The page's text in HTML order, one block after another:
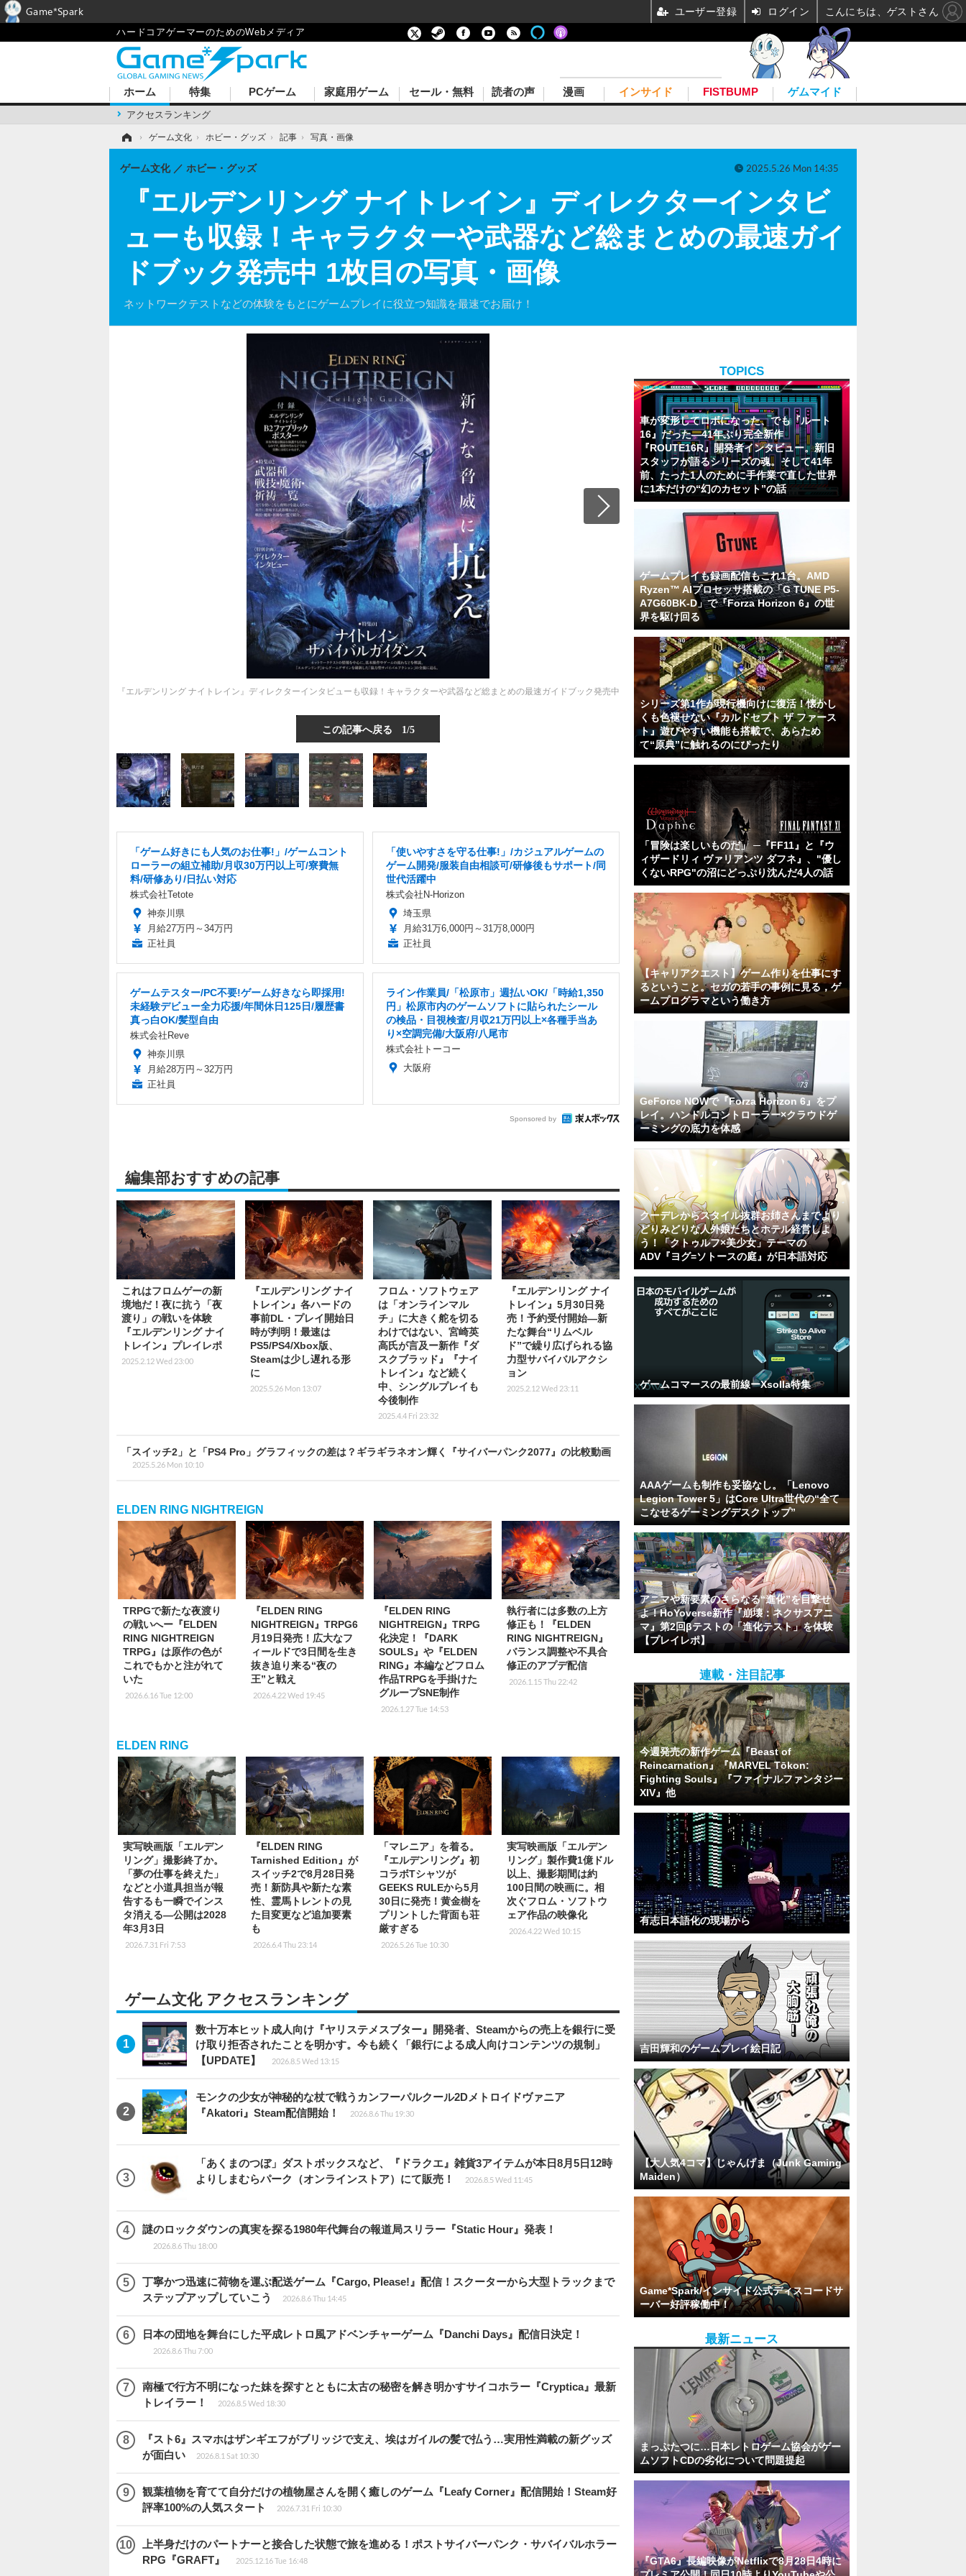
ハードコアゲーマーのためのWebメディア
ホーム
アクセスランキング
特集 PCゲーム 家庭用ゲーム セール・無料 読者の声 漫画 インサイド FISTBUMP ゲムマイド
› ゲーム文化 › ホビー・グッズ › 記事 › 写真・画像
『エルデンリング ナイトレイン』ディレクターインタビ
ューも収録！キャラクターや武器など総まとめの最速ガイ
ドブック発売中 1枚目の写真・画像
ネットワークテストなどの体験をもとにゲームプレイに役立つ知識を最速でお届け！
ゲーム文化 ホビー・グッズ 2025.5.26 Mon 14:35
『エルデンリング ナイトレイン』ディレクターインタビューも収録！キャラクターや武器など総まとめの最速ガイドブック発売中
この記事へ戻る 1/5
「ゲーム好きにも人気のお仕事!」/ゲームコント
ローラーの組立補助/月収30万円以上可/寮費無
料/研修あり/日払い対応
株式会社Tetote
神奈川県
月給27万円～34万円
正社員
「使いやすさを守る仕事!」/カジュアルゲームの
ゲーム開発/服装自由相談可/研修後もサポート/同
世代活躍中
株式会社N-Horizon
埼玉県
月給31万6,000円～31万8,000円
正社員
ゲームテスター/PC不要!ゲーム好きなら即採用!
未経験デビュー全力応援/年間休日125日/履歴書
真っ白OK/髪型自由
株式会社Reve
神奈川県
月給28万円～32万円
正社員
ライン作業員/「松原市」週払いOK/「時給1,350
円」松原市内のゲームソフトに貼られたシール
の検品・目視検査/月収21万円以上×各種手当あ
り×空調完備/大阪府/八尾市
株式会社トーコー
大阪府
Sponsored by
編集部おすすめの記事
これはフロムゲーの新
境地だ！夜に抗う「夜
渡り」の戦いを体験
『エルデンリング ナイ
トレイン』プレイレポ
2025.2.12 Wed 23:00
『エルデンリング ナイ
トレイン』各ハードの
事前DL・プレイ開始日
時が判明！最速は
PS5/PS4/Xbox版、
Steamは少し遅れる形
に
2025.5.26 Mon 13:07
フロム・ソフトウェア
は「オンラインマル
チ」に大きく舵を切る
わけではない、宮崎英
高氏が言及ー新作『ダ
スクブラッド』『ナイ
トレイン』など続く
中、シングルプレイも
今後制作
2025.4.4 Fri 23:32
『エルデンリング ナイ
トレイン』5月30日発
売！予約受付開始―新
たな舞台“リムベル
ド”で繰り広げられる協
力型サバイバルアクシ
ョン
2025.2.12 Wed 23:11
「スイッチ2」と「PS4 Pro」グラフィックの差は？ギラギラネオン輝く『サイバーパンク2077』の比較動画
2025.5.26 Mon 10:10
ELDEN RING NIGHTREIGN
TRPGで新たな夜渡り
の戦いへー『ELDEN
RING NIGHTREIGN
TRPG』は原作の色が
これでもかと注がれて
いた
2026.6.16 Tue 12:00
『ELDEN RING
NIGHTREIGN』TRPG6
月19日発売！広大なフ
ィールドで3日間を生き
抜き迫り来る“夜の
王”と戦え
2026.4.22 Wed 19:45
『ELDEN RING
NIGHTREIGN』TRPG
化決定！『DARK
SOULS』や『ELDEN
RING』本編などフロム
作品TRPGを手掛けた
グループSNE制作
2026.1.27 Tue 14:53
執行者には多数の上方
修正も！『ELDEN
RING NIGHTREIGN』
バランス調整や不具合
修正のアプデ配信
2026.1.15 Thu 22:42
ELDEN RING
実写映画版「エルデン
リング」撮影終了か。
「夢の仕事を終えた」
などと小道具担当が報
告するも一瞬でインス
タ消える―公開は2028
年3月3日
2026.7.31 Fri 7:53
『ELDEN RING
Tarnished Edition』が
スイッチ2で8月28日発
売！新防具や新たな素
性、霊馬トレントの見
た目変更など追加要素
も
2026.6.4 Thu 23:14
「マレニア」を着る。
『エルデンリング』初
コラボTシャツが
GEEKS RULEから5月
30日に発売！黄金樹を
プリントした背面も荘
厳すぎる
2026.5.26 Tue 10:30
実写映画版「エルデン
リング」製作費1億ドル
以上、撮影期間は約
100日間の映画に。相
次ぐフロム・ソフトウ
ェア作品の映像化
2026.4.22 Wed 10:15
ゲーム文化 アクセスランキング
数十万本ヒット成人向け『ヤリステメスブター』開発者、Steamからの売上を銀行に受
け取り拒否されたことを明かす。今も続く「銀行による成人向けコンテンツの規制」
【UPDATE】
2026.8.5 Wed 13:15
モンクの少女が神秘的な杖で戦うカンフーパルクール2Dメトロイドヴァニア
『Akatori』Steam配信開始！
2026.8.6 Thu 19:30
「あくまのつぼ」ダストボックスなど、『ドラクエ』雑貨3アイテムが本日8月5日12時
よりしまむらパーク（オンラインストア）にて販売！
2026.8.5 Wed 11:45
謎のロックダウンの真実を探る1980年代舞台の報道局スリラー『Static Hour』発表！
2026.8.6 Thu 18:00
丁寧かつ迅速に荷物を運ぶ配送ゲーム『Cargo, Please!』配信！スクーターから大型トラックまで
ステップアップしていこう
2026.8.6 Thu 14:45
日本の団地を舞台にした平成レトロ風アドベンチャーゲーム『Danchi Days』配信日決定！
2026.8.6 Thu 7:00
南極で行方不明になった妹を探すとともに太古の秘密を解き明かすサイコホラー『Cryptica』最新
トレイラー！
2026.8.5 Wed 18:30
『スト6』スマホはザンギエフがブリッジで支え、埃はガイルの髪で払う…実用性満載の新グッズ
が面白い
2026.8.1 Sat 10:30
観葉植物を育てて自分だけの植物屋さんを開く癒しのゲーム『Leafy Corner』配信開始！Steam好
評率100%の人気スタート
2026.7.31 Fri 10:30
上半身だけのパートナーと接合した状態で旅を進める！ポストサイバーパンク・サバイバルホラー
RPG『GRAFT』
2025.12.16 Tue 16:48
TOPICS
車が変形してロボになった、でも『ルート
16』だった―41年ぶり完全新作
『ROUTE16R』開発者インタビュー。新旧
スタッフが語るシリーズの魂。そして41年
前、たった1人のために手作業で直した世界
に1本だけの“幻のカセット”の話
ゲームプレイも録画配信もこれ1台。AMD
Ryzen™ AIプロセッサ搭載の「G TUNE P5-
A7G60BK-D」で『Forza Horizon 6』の世
界を駆け回る
シリーズ第1作が現行機向けに復活！懐かし
くも色褪せない『カルドセプト ザ ファース
ト』遊びやすい機能も搭載で、あらため
て“原典”に触れるのにぴったり
「冒険は楽しいものだ」 ─『FF11』と『ウ
ィザードリィ ヴァリアンツ ダフネ』、"優し
くないRPG"の沼にどっぷり沈んだ4人の話
【キャリアクエスト】ゲーム作りを仕事にす
るということ。セガの若手の事例に見る，ゲ
ームプログラマという働き方
GeForce NOWで『Forza Horizon 6』をプ
レイ。ハンドルコントローラー×クラウドゲ
ーミングの底力を体感
クーデレからスタイル抜群お姉さんまでより
どりみどりな人外娘たちとホテル経営しよ
う！「クトゥルフ×美少女」テーマの
ADV『ヨグ=ソトースの庭』が日本語対応
ゲームコマースの最前線ーXsolla特集
AAAゲームも制作も妥協なし。「Lenovo
Legion Tower 5」はCore Ultra世代の“全て
こなせるゲーミングデスクトップ”
アニマや新要素のさらなる“進化”を目撃せ
よ！HoYoverse新作『崩壊：ネクサスアニ
マ』第2回βテストの「進化テスト」を体験
【プレイレポ】
連載・注目記事
今週発売の新作ゲーム『Beast of
Reincarnation』『MARVEL Tōkon:
Fighting Souls』『ファイナルファンタジー
XIV』他
有志日本語化の現場から
吉田輝和のゲームプレイ絵日記
【大人気4コマ】じゃんげま（Junk Gaming
Maiden）
Game*Spark/インサイド公式ディスコードサ
ーバー好評稼働中！
最新ニュース
まっぷたつに…日本レトロゲーム協会がゲー
ムソフトCDの劣化について問題提起
『GTA6』長編映像がNetflixで8月28日4時に
Game*Spark ユーザー登録 ログイン こんにちは、ゲストさん